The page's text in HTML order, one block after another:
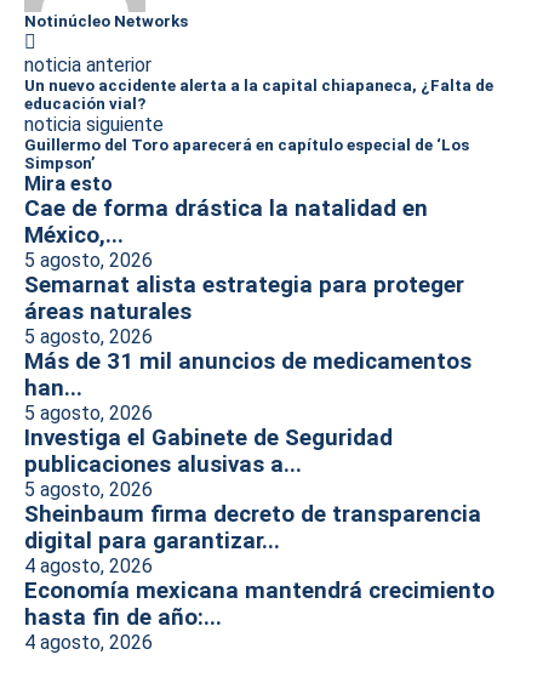
Notinúcleo Networks
noticia anterior
Un nuevo accidente alerta a la capital chiapaneca, ¿Falta de
educación vial?
noticia siguiente
Guillermo del Toro aparecerá en capítulo especial de ‘Los
Simpson’
Mira esto
Cae de forma drástica la natalidad en
México,...
5 agosto, 2026
Semarnat alista estrategia para proteger
áreas naturales
5 agosto, 2026
Más de 31 mil anuncios de medicamentos
han...
5 agosto, 2026
Investiga el Gabinete de Seguridad
publicaciones alusivas a...
5 agosto, 2026
Sheinbaum firma decreto de transparencia
digital para garantizar...
4 agosto, 2026
Economía mexicana mantendrá crecimiento
hasta fin de año:...
4 agosto, 2026